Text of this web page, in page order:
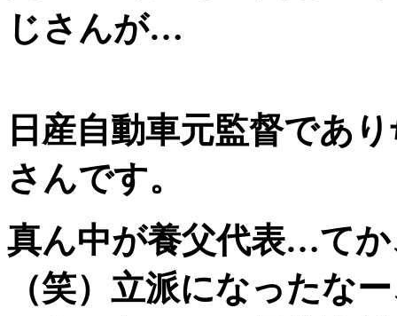
じさんが…
日産自動車元監督であ
さんです。
真ん中が養父代表…て
（笑）立派になったな